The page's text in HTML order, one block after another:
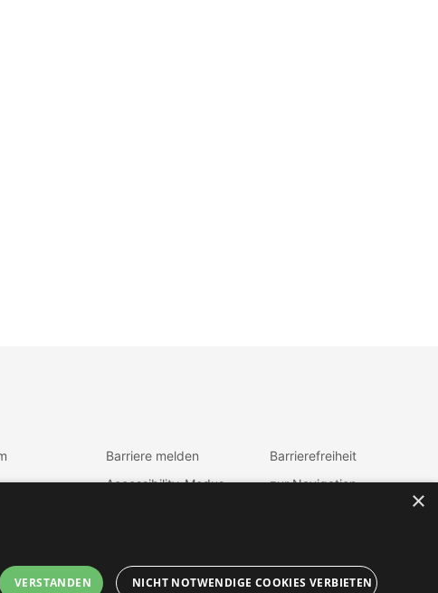
Barriere melden
Accessibility-Modus
Barrierefreiheit
zur Navigation
×
VERSTANDEN NICHT NOTWENDIGE COOKIES VERBIETEN